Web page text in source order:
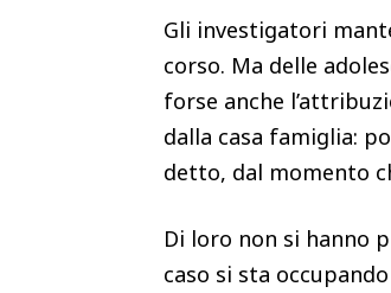
Gli investigatori
corso. Ma delle
forse anche
dalla casa famiglia:
detto, dal momento
Di loro non si hanno
caso si sta